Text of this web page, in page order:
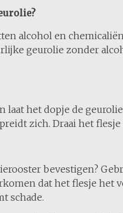
alcohol en
geurolie zonder
laat het dopje de
zich. Draai het
bevestigen?
dat het flesje het
schade.